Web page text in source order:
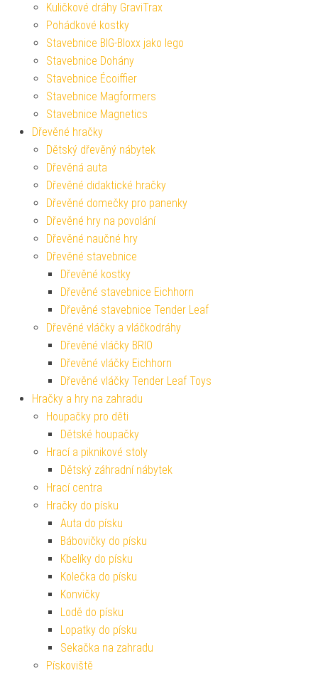
Kuličkové dráhy GraviTrax
Pohádkové kostky
Stavebnice BIG-Bloxx jako lego
Stavebnice Dohány
Stavebnice Écoiffier
Stavebnice Magformers
Stavebnice Magnetics
Dřevěné hračky
Dětský dřevěný nábytek
Dřevěná auta
Dřevěné didaktické hračky
Dřevěné domečky pro panenky
Dřevěné hry na povolání
Dřevěné naučné hry
Dřevěné stavebnice
Dřevěné kostky
Dřevěné stavebnice Eichhorn
Dřevěné stavebnice Tender Leaf
Dřevěné vláčky a vláčkodráhy
Dřevěné vláčky BRIO
Dřevěné vláčky Eichhorn
Dřevěné vláčky Tender Leaf Toys
Hračky a hry na zahradu
Houpačky pro děti
Dětské houpačky
Hrací a piknikové stoly
Dětský záhradní nábytek
Hrací centra
Hračky do písku
Auta do písku
Bábovičky do písku
Kbelíky do písku
Kolečka do písku
Konvičky
Lodě do písku
Lopatky do písku
Sekačka na zahradu
Pískoviště